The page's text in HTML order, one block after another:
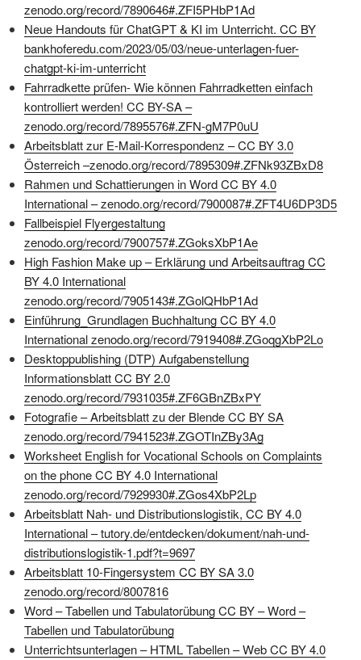
zenodo.org/record/7890646#.ZFI5PHbP1Ad
Neue Handouts für ChatGPT & KI im Unterricht. CC BY
bankhoferedu.com/2023/05/03/neue-unterlagen-fuer-
chatgpt-ki-im-unterricht
Fahrradkette prüfen- Wie können Fahrradketten einfach
kontrolliert werden! CC BY-SA –
zenodo.org/record/7895576#.ZFN-gM7P0uU
Arbeitsblatt zur E-Mail-Korrespondenz – CC BY 3.0
Österreich –zenodo.org/record/7895309#.ZFNk93ZBxD8
Rahmen und Schattierungen in Word CC BY 4.0
International –zenodo.org/record/7900087#.ZFT4U6DP3D5
Fallbeispiel Flyergestaltung
zenodo.org/record/7900757#.ZGoksXbP1Ae
High Fashion Make up – Erklärung und Arbeitsauftrag CC
BY 4.0 International
zenodo.org/record/7905143#.ZGolQHbP1Ad
Einführung_Grundlagen Buchhaltung CC BY 4.0
Internationalzenodo.org/record/7919408#.ZGoqgXbP2Lo
Desktoppublishing (DTP) Aufgabenstellung
Informationsblatt CC BY 2.0
zenodo.org/record/7931035#.ZF6GBnZBxPY
Fotografie – Arbeitsblatt zu der Blende CC BY SA
zenodo.org/record/7941523#.ZGOTInZBy3Ag
Worksheet English for Vocational Schools on Complaints
on the phone CC BY 4.0 International
zenodo.org/record/7929930#.ZGos4XbP2Lp
Arbeitsblatt Nah- und Distributionslogistik, CC BY 4.0
International –tutory.de/entdecken/dokument/nah-und-
distributionslogistik-1.pdf?t=9697
Arbeitsblatt 10-Fingersystem CC BY SA 3.0
zenodo.org/record/8007816
Word – Tabellen und Tabulatorübung CC BY – Word –
Tabellen und Tabulatorübung
Unterrichtsunterlagen – HTML Tabellen – Web CC BY 4.0